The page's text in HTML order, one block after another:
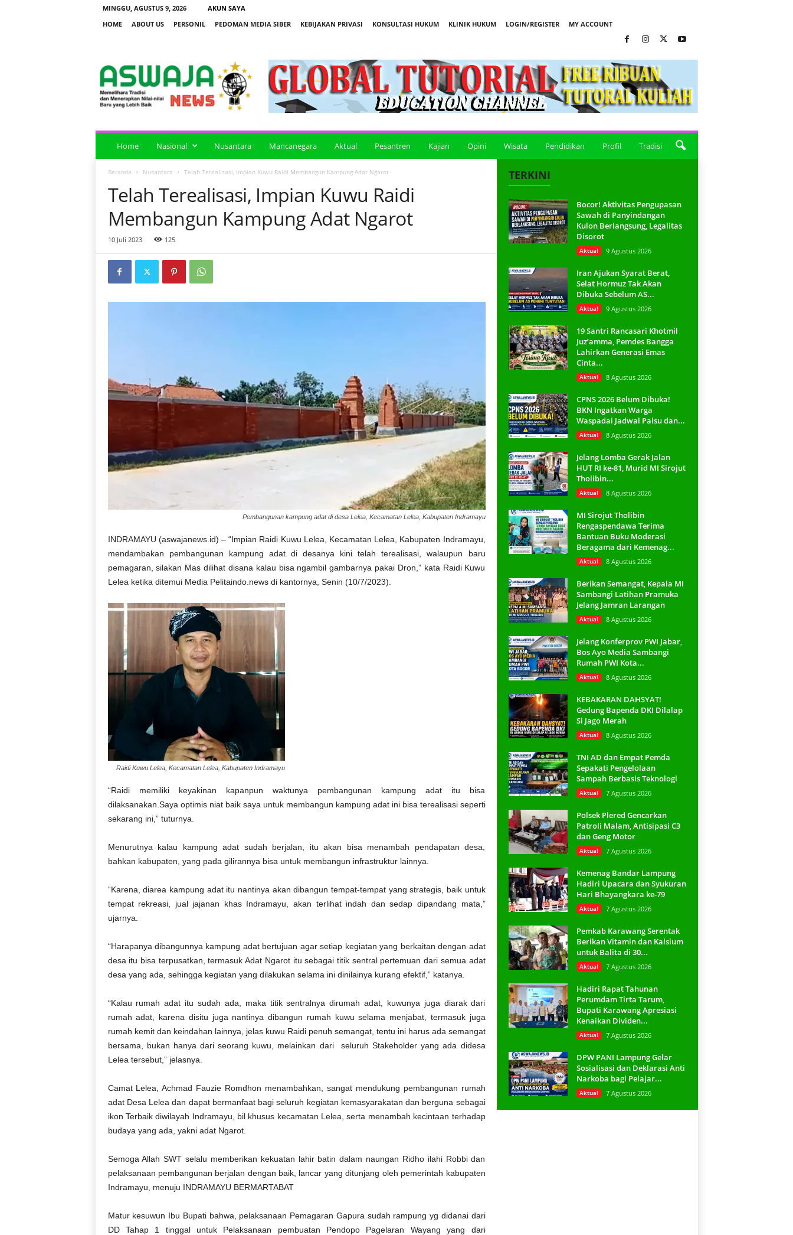
MINGGU, AGUSTUS 9, 2026
AKUN SAYA
HOME
ABOUT US PERSONIL PEDOMAN MEDIA SIBER KEBIJAKAN PRIVASI KONSULTASI HUKUM KLINIK HUKUM LOGIN/REGISTER MY ACCOUNT
n
w
Home Nasional Nusantara Mancanegara Aktual Pesantren Kajian Opini Wisata Pendidikan Profil Tradisi
Beranda Nusantara Telah Terealisasi, Impian Kuwu Raidi Membangun Kampung Adat Ngarot
Telah Terealisasi, Impian Kuwu Raidi
Membangun Kampung Adat Ngarot
10 Juli 2023 125
Pembangunan kampung adat di desa Lelea, Kecamatan Lelea, Kabupaten Indramayu
INDRAMAYU (aswajanews.id) – “Impian Raidi Kuwu Lelea, Kecamatan Lelea, Kabupaten Indramayu,
mendambakan pembangunan kampung adat di desanya kini telah terealisasi, walaupun baru
pemagaran, silakan Mas dilihat disana kalau bisa ngambil gambarnya pakai Dron,” kata Raidi Kuwu
Lelea ketika ditemui Media Pelitaindo.news di kantornya, Senin (10/7/2023).
Raidi Kuwu Lelea, Kecamatan Lelea, Kabupaten Indramayu
“Raidi memiliki keyakinan kapanpun waktunya pembangunan kampung adat itu bisa
dilaksanakan.Saya optimis niat baik saya untuk membangun kampung adat ini bisa terealisasi seperti
sekarang ini,” tuturnya.
Menurutnya kalau kampung adat sudah berjalan, itu akan bisa menambah pendapatan desa,
bahkan kabupaten, yang pada gilirannya bisa untuk membangun infrastruktur lainnya.
“Karena, diarea kampung adat itu nantinya akan dibangun tempat-tempat yang strategis, baik untuk
tempat rekreasi, jual jajanan khas Indramayu, akan terlihat indah dan sedap dipandang mata,”
ujarnya.
“Harapanya dibangunnya kampung adat bertujuan agar setiap kegiatan yang berkaitan dengan adat
desa itu bisa terpusatkan, termasuk Adat Ngarot itu sebagai titik sentral pertemuan dari semua adat
desa yang ada, sehingga kegiatan yang dilakukan selama ini dinilainya kurang efektif,” katanya.
“Kalau rumah adat itu sudah ada, maka titik sentralnya dirumah adat, kuwunya juga diarak dari
rumah adat, karena disitu juga nantinya dibangun rumah kuwu selama menjabat, termasuk juga
rumah kemit dan keindahan lainnya, jelas kuwu Raidi penuh semangat, tentu ini harus ada semangat
bersama, bukan hanya dari seorang kuwu, melainkan dari seluruh Stakeholder yang ada didesa
Lelea tersebut,” jelasnya.
Camat Lelea, Achmad Fauzie Romdhon menambahkan, sangat mendukung pembangunan rumah
adat Desa Lelea dan dapat bermanfaat bagi seluruh kegiatan kemasyarakatan dan berguna sebagai
ikon Terbaik diwilayah Indramayu, bil khusus kecamatan Lelea, serta menambah kecintaan terhadap
budaya yang ada, yakni adat Ngarot.
Semoga Allah SWT selalu memberikan kekuatan lahir batin dalam naungan Ridho ilahi Robbi dan
pelaksanaan pembangunan berjalan dengan baik, lancar yang ditunjang oleh pemerintah kabupaten
Indramayu, menuju INDRAMAYU BERMARTABAT
Matur kesuwun Ibu Bupati bahwa, pelaksanaan Pemagaran Gapura sudah rampung yg didanai dari
DD Tahap 1 tinggal untuk Pelaksanaan pembuatan Pendopo Pagelaran Wayang yang dari
TERKINI
Bocor! Aktivitas Pengupasan
Sawah di Panyindangan
Kulon Berlangsung, Legalitas
Disorot
Aktual 9 Agustus 2026
Iran Ajukan Syarat Berat,
Selat Hormuz Tak Akan
Dibuka Sebelum AS...
Aktual 9 Agustus 2026
19 Santri Rancasari Khotmil
Juz’amma, Pemdes Bangga
Lahirkan Generasi Emas
Cinta...
Aktual 8 Agustus 2026
CPNS 2026 Belum Dibuka!
BKN Ingatkan Warga
Waspadai Jadwal Palsu dan...
Aktual 8 Agustus 2026
Jelang Lomba Gerak Jalan
HUT RI ke-81, Murid MI Sirojut
Tholibin...
Aktual 8 Agustus 2026
MI Sirojut Tholibin
Rengaspendawa Terima
Bantuan Buku Moderasi
Beragama dari Kemenag...
Aktual 8 Agustus 2026
Berikan Semangat, Kepala MI
Sambangi Latihan Pramuka
Jelang Jamran Larangan
Aktual 8 Agustus 2026
Jelang Konferprov PWI Jabar,
Bos Ayo Media Sambangi
Rumah PWI Kota...
Aktual 8 Agustus 2026
KEBAKARAN DAHSYAT!
Gedung Bapenda DKI Dilalap
Si Jago Merah
Aktual 8 Agustus 2026
TNI AD dan Empat Pemda
Sepakati Pengelolaan
Sampah Berbasis Teknologi
Aktual 7 Agustus 2026
Polsek Plered Gencarkan
Patroli Malam, Antisipasi C3
dan Geng Motor
Aktual 7 Agustus 2026
Kemenag Bandar Lampung
Hadiri Upacara dan Syukuran
Hari Bhayangkara ke-79
Aktual 7 Agustus 2026
Pemkab Karawang Serentak
Berikan Vitamin dan Kalsium
untuk Balita di 30...
Aktual 7 Agustus 2026
Hadiri Rapat Tahunan
Perumdam Tirta Tarum,
Bupati Karawang Apresiasi
Kenaikan Dividen...
Aktual 7 Agustus 2026
DPW PANI Lampung Gelar
Sosialisasi dan Deklarasi Anti
Narkoba bagi Pelajar...
Aktual 7 Agustus 2026